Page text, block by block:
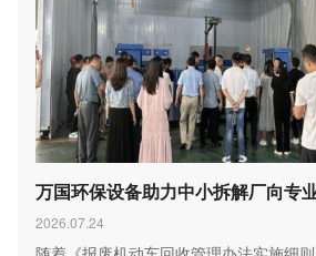
万国环保设备助力中小拆解厂向专
2026.07.24